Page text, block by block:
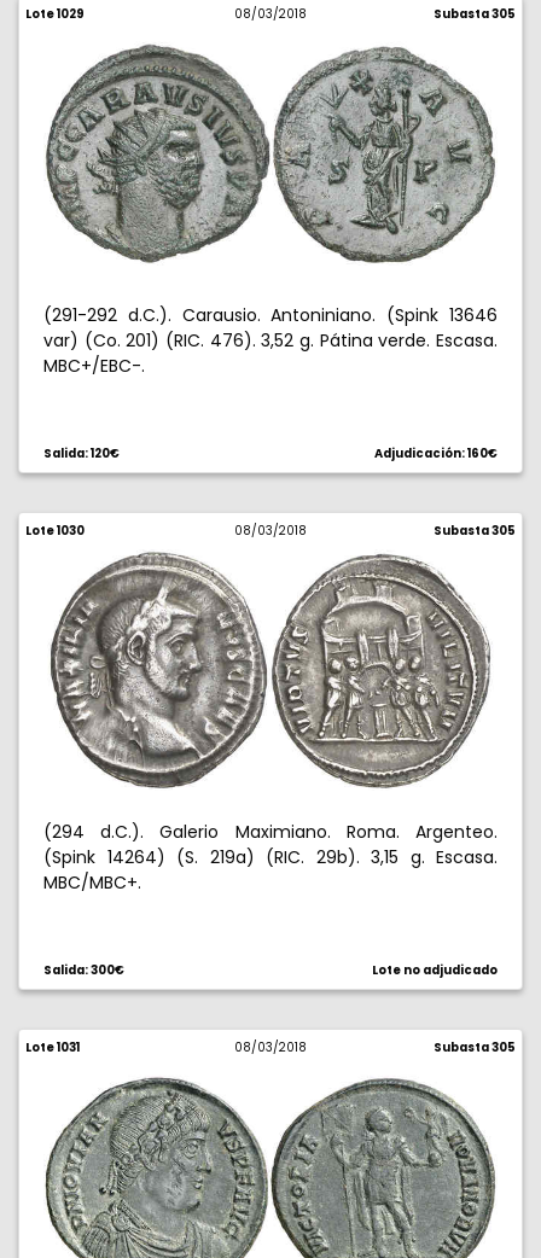
Lote 1029 08/03/2018 Subasta 305
(291-292 d.C.). Carausio. Antoniniano. (Spink 13646
var) (Co. 201) (RIC. 476). 3,52 g. Pátina verde. Escasa.
MBC+/EBC-.
Salida: 120€ Adjudicación: 160€
Lote 1030 08/03/2018 Subasta 305
(294 d.C.). Galerio Maximiano. Roma. Argenteo.
(Spink 14264) (S. 219a) (RIC. 29b). 3,15 g. Escasa.
MBC/MBC+.
Salida: 300€ Lote no adjudicado
Lote 1031 08/03/2018 Subasta 305